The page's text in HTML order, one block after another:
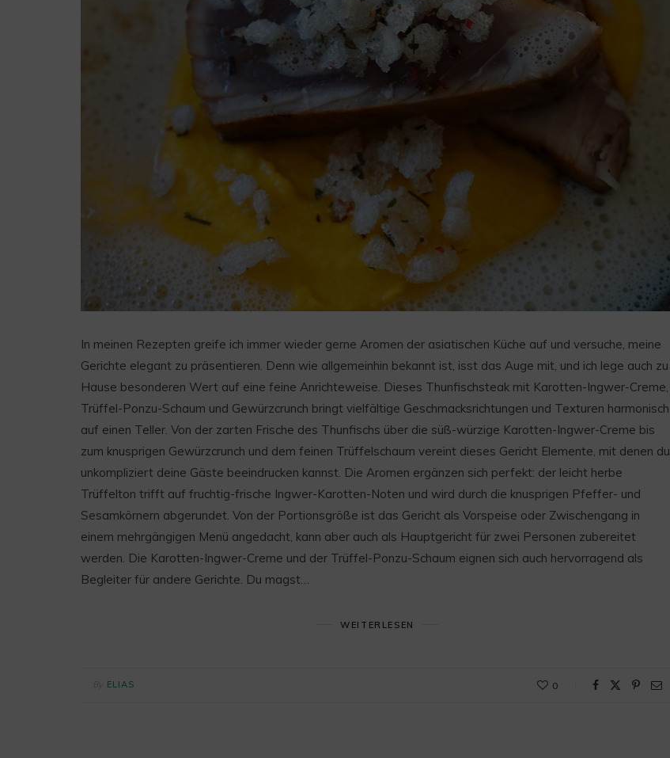
In meinen Rezepten greife ich immer wieder gerne Aromen der asiatischen Küche auf und versuche, meine
Gerichte elegant zu präsentieren. Denn wie allgemeinhin bekannt ist, isst das Auge mit, und ich lege auch zu
Hause besonderen Wert auf eine feine Anrichteweise. Dieses Thunfischsteak mit Karotten-Ingwer-Creme,
Trüffel-Ponzu-Schaum und Gewürzcrunch bringt vielfältige Geschmacksrichtungen und Texturen harmonisch
auf einen Teller. Von der zarten Frische des Thunfischs über die süß-würzige Karotten-Ingwer-Creme bis
zum knusprigen Gewürzcrunch und dem feinen Trüffelschaum vereint dieses Gericht Elemente, mit denen du
unkompliziert deine Gäste beeindrucken kannst. Die Aromen ergänzen sich perfekt: der leicht herbe
Trüffelton trifft auf fruchtig-frische Ingwer-Karotten-Noten und wird durch die knusprigen Pfeffer- und
Sesamkörnern abgerundet. Von der Portionsgröße ist das Gericht als Vorspeise oder Zwischengang in
einem mehrgängigen Menü angedacht, kann aber auch als Hauptgericht für zwei Personen zubereitet
werden. Die Karotten-Ingwer-Creme und der Trüffel-Ponzu-Schaum eignen sich auch hervorragend als
Begleiter für andere Gerichte. Du magst…
WEITERLESEN
ELIAS 0